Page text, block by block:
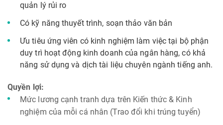
quản lý rủi ro
Có kỹ năng thuyết trình, soạn thảo văn bản
Ưu tiêu ứng viên có kinh nghiệm làm việc tại bộ phận
duy trì hoạt động kinh doanh của ngân hàng, có khả
năng sử dụng và dịch tài liệu chuyên ngành tiếng anh.
Quyền lợi:
Mức lương cạnh tranh dựa trên Kiến thức & Kinh
nghiệm của mỗi cá nhân (Trao đổi khi trúng tuyển)